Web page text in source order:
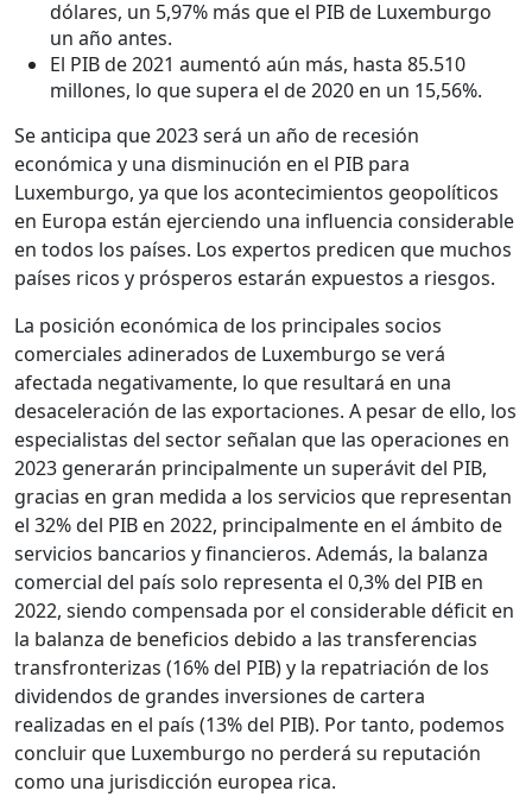
dólares, un 5,97% más que el PIB de Luxemburgo
un año antes.
El PIB de 2021 aumentó aún más, hasta 85.510
millones, lo que supera el de 2020 en un 15,56%.
Se anticipa que 2023 será un año de recesión
económica y una disminución en el PIB para
Luxemburgo, ya que los acontecimientos geopolíticos
en Europa están ejerciendo una influencia considerable
en todos los países. Los expertos predicen que muchos
países ricos y prósperos estarán expuestos a riesgos.
La posición económica de los principales socios
comerciales adinerados de Luxemburgo se verá
afectada negativamente, lo que resultará en una
desaceleración de las exportaciones. A pesar de ello, los
especialistas del sector señalan que las operaciones en
2023 generarán principalmente un superávit del PIB,
gracias en gran medida a los servicios que representan
el 32% del PIB en 2022, principalmente en el ámbito de
servicios bancarios y financieros. Además, la balanza
comercial del país solo representa el 0,3% del PIB en
2022, siendo compensada por el considerable déficit en
la balanza de beneficios debido a las transferencias
transfronterizas (16% del PIB) y la repatriación de los
dividendos de grandes inversiones de cartera
realizadas en el país (13% del PIB). Por tanto, podemos
concluir que Luxemburgo no perderá su reputación
como una jurisdicción europea rica.